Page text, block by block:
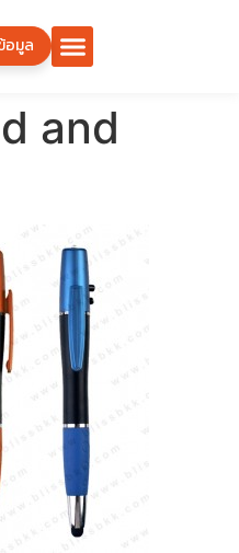
อมูล
and